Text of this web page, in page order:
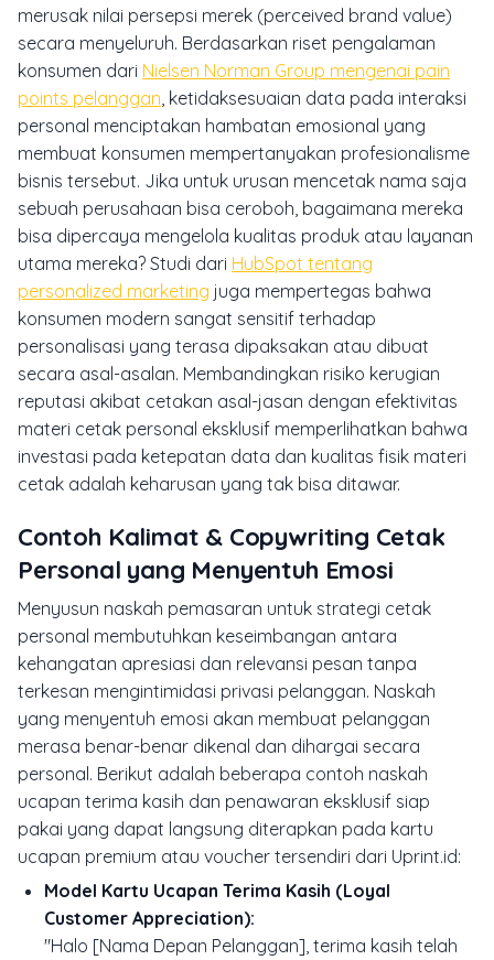
merusak nilai persepsi merek (perceived brand value)
secara menyeluruh. Berdasarkan riset pengalaman
konsumen dari Nielsen Norman Group mengenai pain
points pelanggan , ketidaksesuaian data pada interaksi
personal menciptakan hambatan emosional yang
membuat konsumen mempertanyakan profesionalisme
bisnis tersebut. Jika untuk urusan mencetak nama saja
sebuah perusahaan bisa ceroboh, bagaimana mereka
bisa dipercaya mengelola kualitas produk atau layanan
utama mereka? Studi dari HubSpot tentang
personalized marketing juga mempertegas bahwa
konsumen modern sangat sensitif terhadap
personalisasi yang terasa dipaksakan atau dibuat
secara asal-asalan. Membandingkan risiko kerugian
reputasi akibat cetakan asal-jasan dengan efektivitas
materi cetak personal eksklusif memperlihatkan bahwa
investasi pada ketepatan data dan kualitas fisik materi
cetak adalah keharusan yang tak bisa ditawar.
Contoh Kalimat & Copywriting Cetak
Personal yang Menyentuh Emosi
Menyusun naskah pemasaran untuk strategi cetak
personal membutuhkan keseimbangan antara
kehangatan apresiasi dan relevansi pesan tanpa
terkesan mengintimidasi privasi pelanggan. Naskah
yang menyentuh emosi akan membuat pelanggan
merasa benar-benar dikenal dan dihargai secara
personal. Berikut adalah beberapa contoh naskah
ucapan terima kasih dan penawaran eksklusif siap
pakai yang dapat langsung diterapkan pada kartu
ucapan premium atau voucher tersendiri dari Uprint.id:
Model Kartu Ucapan Terima Kasih (Loyal
Customer Appreciation):
"Halo [Nama Depan Pelanggan], terima kasih telah